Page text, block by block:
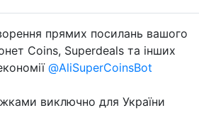
Перейти
прямих посилань вашого
Coins, Superdeals та інших
@AliSuperCoinsBot
виключно для України